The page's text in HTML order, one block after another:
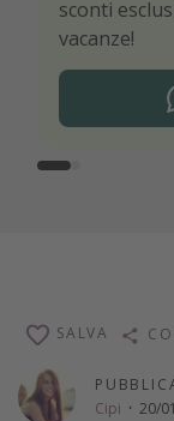
sconti
vacanze!
viaggio
Cipi · 20/
SALVA